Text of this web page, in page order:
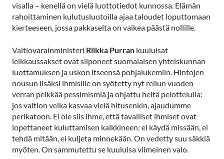
visalla – kenellä on vielä luottotiedot kunnossa. Elämän
rahoittaminen kulutusluotoilla ajaa taloudet loputtomaan
kierteeseen, jossa pakkaselta on vaikea päästä nollille.
Valtiovarainministeri Riikka Purran kuuluisat
leikkaussakset ovat silponeet suomalaisen yhteiskunnan
luottamuksen ja uskon itseensä pohjalukemiin. Hintojen
nousun lisäksi ihmisille on syötetty nyt reilun vuoden
verran pelkkää pessimismiä ja ohjattu heitä pelottelulla:
jos valtion velka kasvaa vielä hitusenkin, ajaudumme
perikatoon. Ei ole siis ihme, että tavalliset ihmiset ovat
lopettaneet kuluttamisen kaikkineen: ei käydä missään, ei
tehdä mitään, ei kuljeta minnekään. On vedetty suu säkkiä
myöten. On sammutettu se kuuluisa viimeinen valo.